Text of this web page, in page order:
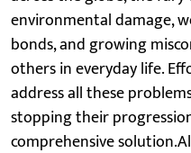
environmental damage,
bonds, and growing
others in everyday life.
address all these
stopping their
comprehensive